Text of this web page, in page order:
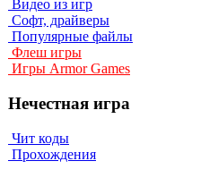
Видео из игр
Софт, драйверы
Популярные файлы
Флеш игры
Игры Armor Games
Нечестная игра
Чит коды
Прохождения